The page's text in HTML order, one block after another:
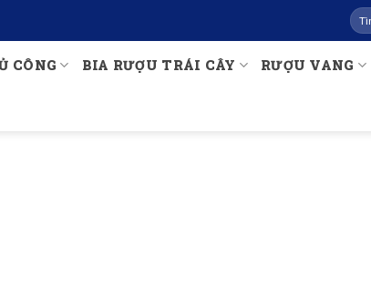
Tìm
kiếm:
CÔNG BIA RƯỢU TRÁI CÂY RƯỢU VANG